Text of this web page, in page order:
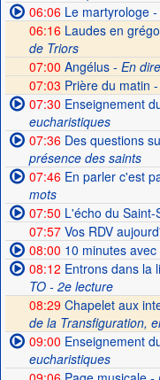
06:06Le martyrologe-
06:16 Laudes en
de Triors
07:00 Angélus - En
07:03 Prière du matin -
07:30 Enseignement
eucharistiques
07:36Des questions
présence des saints
07:46En parler c'est
mots
07:50 L'écho du Saint-
07:57Vos RDV
08:00 10 minutes avec
08:12 Entrons dans la
TO - 2e lecture
08:29 Chapelet aux
de la Transfiguration,
09:00 Enseignement
eucharistiques